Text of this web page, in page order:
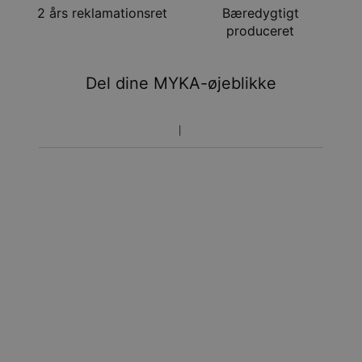
Hastelevering
tir. 11. aug. - tor. 13.
aug.
Du vil ikke blive opkrævet yderligere afgifter.
Vær opmærksom på at tidsperioden nævnt ovenfor er
2 års reklamationsret
Bæredygtigt
produceret
Del dine MYKA-øjeblikke